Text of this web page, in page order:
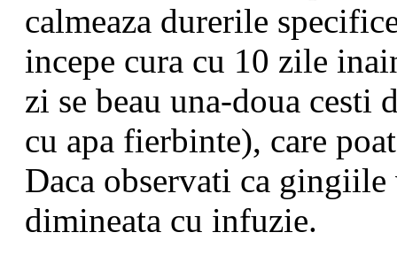
calmeaza durerile
incepe cura cu 10 zile
zi se beau una-doua
cu apa fierbinte), care
Daca observati ca
dimineata cu infuzie.